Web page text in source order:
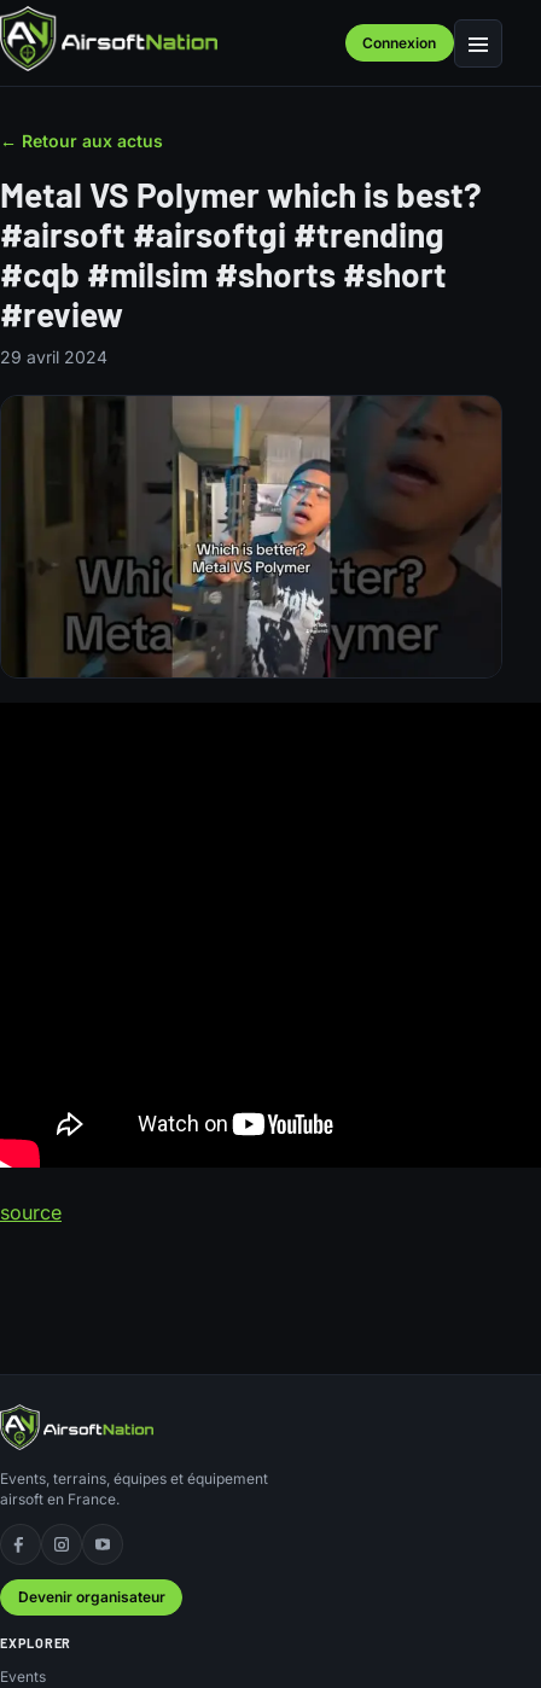
Connexion Menu
← Retour aux actus
Metal VS Polymer which is best?
#airsoft #airsoftgi #trending
#cqb #milsim #shorts #short
#review
29 avril 2024
source
Events, terrains, équipes et équipement
airsoft en France.
Facebook
Instagram
YouTube
Devenir organisateur
EXPLORER
Events